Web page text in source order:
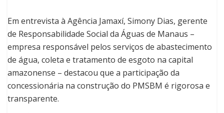
Em entrevista à Agência Jamaxí, Simony Dias, gerente
de Responsabilidade Social da Águas de Manaus –
empresa responsável pelos serviços de abastecimento
de água, coleta e tratamento de esgoto na capital
amazonense – destacou que a participação da
concessionária na construção do PMSBM é rigorosa e
transparente.